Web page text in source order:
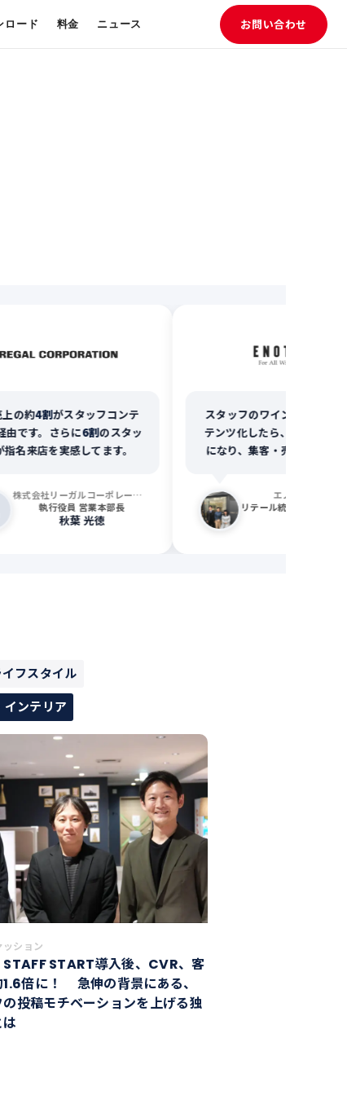
ロード 料金 ニュース お問い合わせ
約4割がスタッフコンテ
す。さらに6割のスタッ
来店を実感してます。
株式会社リーガルコーポレーション
執行役員 営業本部長
秋葉 光徳
スタッフのワイン熱・知識をコン
テンツ化したら、ECのPVが
になり、集客・売上につながって
エノテカ株式会社
フスタイル
ンテリア
ション
START導入後、CVR、客
倍に！ 急伸の背景にある、
投稿モチベーションを上げる独